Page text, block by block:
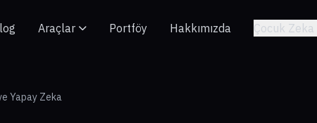
Araçlar Portföy Hakkımızda Çocuk Zeka
Yapay Zeka